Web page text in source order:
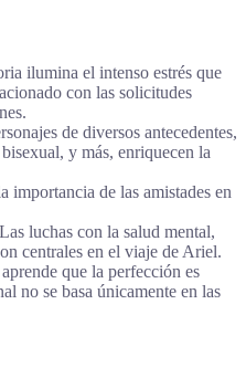
ilumina el intenso estrés que
con las solicitudes
de diversos antecedentes,
y más, enriquecen la
importancia de las amistades en
Las luchas con la salud mental,
centrales en el viaje de Ariel.
que la perfección es
no se basa únicamente en las